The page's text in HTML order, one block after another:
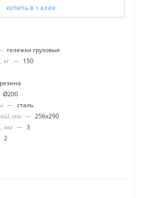
КУПИТЬ В 1 КЛИК
тележки грузовые
кг — 150
резина
Ø200
— сталь
мм — 256x290
мм — 3
2